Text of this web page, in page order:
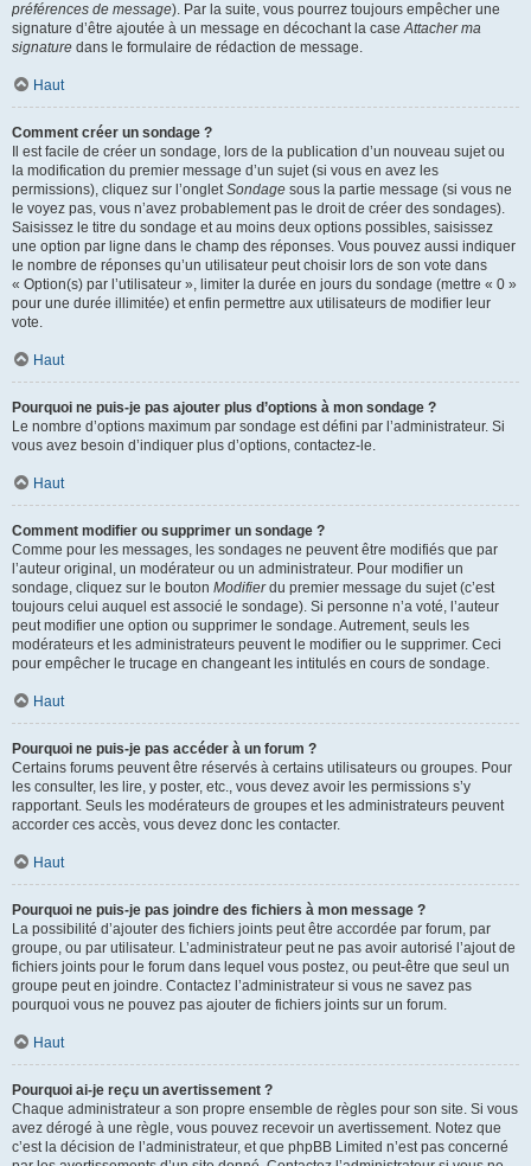
préférences de message). Par la suite, vous pourrez toujours empêcher une
signature d’être ajoutée à un message en décochant la caseAttacher ma
signature dans le formulaire de rédaction de message.
Haut
Comment créer un sondage ?
Il est facile de créer un sondage, lors de la publication d’un nouveau sujet ou
la modification du premier message d’un sujet (si vous en avez les
permissions), cliquez sur l’ongletSondage sous la partie message (si vous ne
le voyez pas, vous n’avez probablement pas le droit de créer des sondages).
Saisissez le titre du sondage et au moins deux options possibles, saisissez
une option par ligne dans le champ des réponses. Vous pouvez aussi indiquer
le nombre de réponses qu’un utilisateur peut choisir lors de son vote dans
« Option(s) par l’utilisateur », limiter la durée en jours du sondage (mettre « 0 »
pour une durée illimitée) et enfin permettre aux utilisateurs de modifier leur
vote.
Haut
Pourquoi ne puis-je pas ajouter plus d’options à mon sondage ?
Le nombre d’options maximum par sondage est défini par l’administrateur. Si
vous avez besoin d’indiquer plus d’options, contactez-le.
Haut
Comment modifier ou supprimer un sondage ?
Comme pour les messages, les sondages ne peuvent être modifiés que par
l’auteur original, un modérateur ou un administrateur. Pour modifier un
sondage, cliquez sur le bouton Modifierdu premier message du sujet (c’est
toujours celui auquel est associé le sondage). Si personne n’a voté, l’auteur
peut modifier une option ou supprimer le sondage. Autrement, seuls les
modérateurs et les administrateurs peuvent le modifier ou le supprimer. Ceci
pour empêcher le trucage en changeant les intitulés en cours de sondage.
Haut
Pourquoi ne puis-je pas accéder à un forum ?
Certains forums peuvent être réservés à certains utilisateurs ou groupes. Pour
les consulter, les lire, y poster, etc., vous devez avoir les permissions s’y
rapportant. Seuls les modérateurs de groupes et les administrateurs peuvent
accorder ces accès, vous devez donc les contacter.
Haut
Pourquoi ne puis-je pas joindre des fichiers à mon message ?
La possibilité d’ajouter des fichiers joints peut être accordée par forum, par
groupe, ou par utilisateur. L’administrateur peut ne pas avoir autorisé l’ajout de
fichiers joints pour le forum dans lequel vous postez, ou peut-être que seul un
groupe peut en joindre. Contactez l’administrateur si vous ne savez pas
pourquoi vous ne pouvez pas ajouter de fichiers joints sur un forum.
Haut
Pourquoi ai-je reçu un avertissement ?
Chaque administrateur a son propre ensemble de règles pour son site. Si vous
avez dérogé à une règle, vous pouvez recevoir un avertissement. Notez que
c’est la décision de l’administrateur, et que phpBB Limited n’est pas concerné